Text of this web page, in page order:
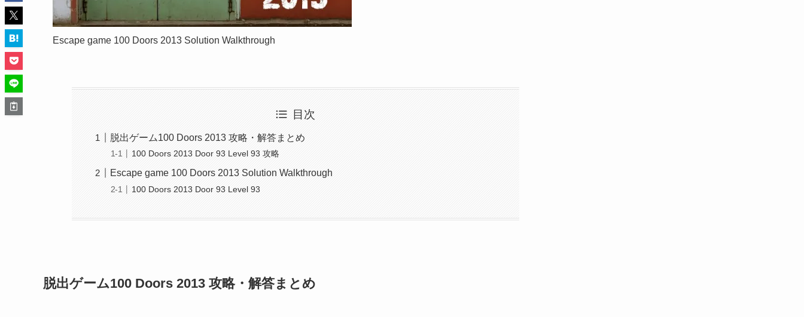
Escape game 100 Doors 2013 Solution Walkthrough
目次
脱出ゲーム100 Doors 2013 攻略・解答まとめ
100 Doors 2013 Door 93 Level 93 攻略
Escape game 100 Doors 2013 Solution Walkthrough
100 Doors 2013 Door 93 Level 93
脱出ゲーム100 Doors 2013 攻略・解答まとめ